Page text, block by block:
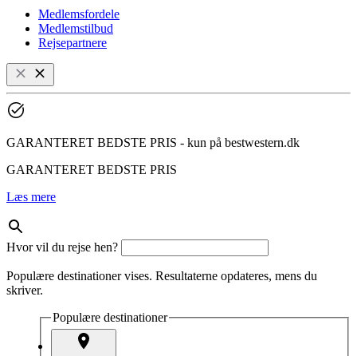
Medlemsfordele
Medlemstilbud
Rejsepartnere
GARANTERET BEDSTE PRIS - kun på bestwestern.dk
GARANTERET BEDSTE PRIS
Læs mere
Hvor vil du rejse hen?
Populære destinationer vises. Resultaterne opdateres, mens du
skriver.
Populære destinationer